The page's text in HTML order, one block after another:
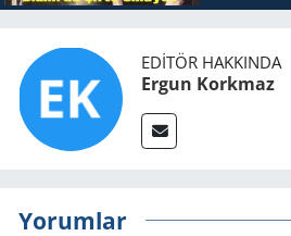
EDITÖR HAKKINDA
Ergun Korkmaz
Yorumlar